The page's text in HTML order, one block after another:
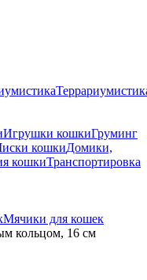
Игрушки кошкиГруминг
кошкиДомики,
кошкиТранспортировка
Мячики для кошек
кольцом, 16 см